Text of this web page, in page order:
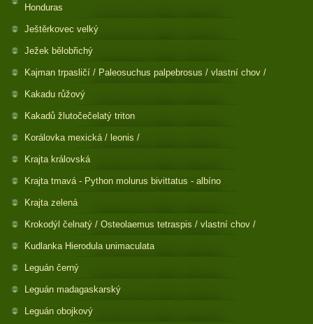
Honduras
Ještěrkovec velký
Ježek bělobřichý
Kajman trpasličí / Paleosuchus palpebrosus / vlastní chov /
Kakadu růžový
Kakadů žlutočečelatý triton
Korálovka mexická / leonis /
Krajta královská
Krajta tmavá - Python molurus bivittatus - albíno
Krajta zelená
Krokodýl čelnatý / Osteolaemus tetraspis / vlastní chov /
Kudlanka Hierodula unimaculata
Leguán černý
Leguán madagaskarský
Leguán obojkový